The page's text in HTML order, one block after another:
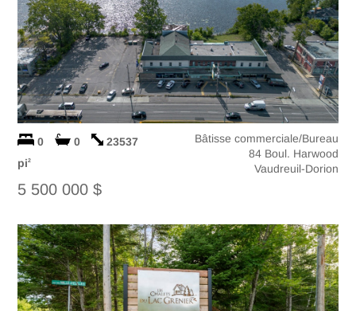
0 0
23537
pi2
5 500 000 $
Bâtisse commerciale/Bureau
84 Boul. Harwood
Vaudreuil-Dorion